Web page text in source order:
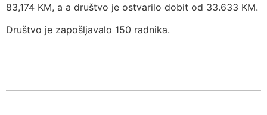
83,174 KM, a a društvo je ostvarilo dobit od 33.633 KМ.
Društvo je zapošljavalo 150 radnika.